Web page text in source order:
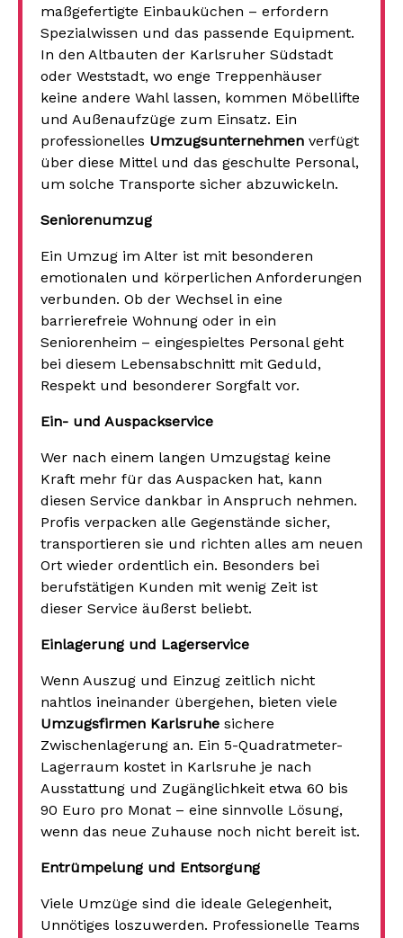
maßgefertigte Einbauküchen – erfordern
Spezialwissen und das passende Equipment.
In den Altbauten der Karlsruher Südstadt
oder Weststadt, wo enge Treppenhäuser
keine andere Wahl lassen, kommen Möbellifte
und Außenaufzüge zum Einsatz. Ein
professionelles Umzugsunternehmen verfügt
über diese Mittel und das geschulte Personal,
um solche Transporte sicher abzuwickeln.
Seniorenumzug
Ein Umzug im Alter ist mit besonderen
emotionalen und körperlichen Anforderungen
verbunden. Ob der Wechsel in eine
barrierefreie Wohnung oder in ein
Seniorenheim – eingespieltes Personal geht
bei diesem Lebensabschnitt mit Geduld,
Respekt und besonderer Sorgfalt vor.
Ein- und Auspackservice
Wer nach einem langen Umzugstag keine
Kraft mehr für das Auspacken hat, kann
diesen Service dankbar in Anspruch nehmen.
Profis verpacken alle Gegenstände sicher,
transportieren sie und richten alles am neuen
Ort wieder ordentlich ein. Besonders bei
berufstätigen Kunden mit wenig Zeit ist
dieser Service äußerst beliebt.
Einlagerung und Lagerservice
Wenn Auszug und Einzug zeitlich nicht
nahtlos ineinander übergehen, bieten viele
Umzugsfirmen Karlsruhe sichere
Zwischenlagerung an. Ein 5-Quadratmeter-
Lagerraum kostet in Karlsruhe je nach
Ausstattung und Zugänglichkeit etwa 60 bis
90 Euro pro Monat – eine sinnvolle Lösung,
wenn das neue Zuhause noch nicht bereit ist.
Entrümpelung und Entsorgung
Viele Umzüge sind die ideale Gelegenheit,
Unnötiges loszuwerden. Professionelle Teams